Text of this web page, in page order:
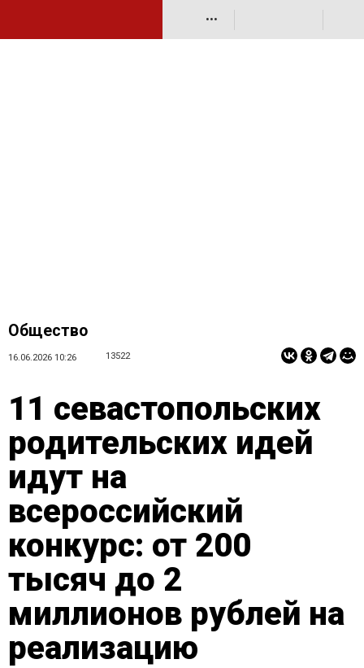
•••
Общество
16.06.2026 10:26 13522
11 севастопольских
родительских идей
идут на
всероссийский
конкурс: от 200
тысяч до 2
миллионов рублей на
реализацию